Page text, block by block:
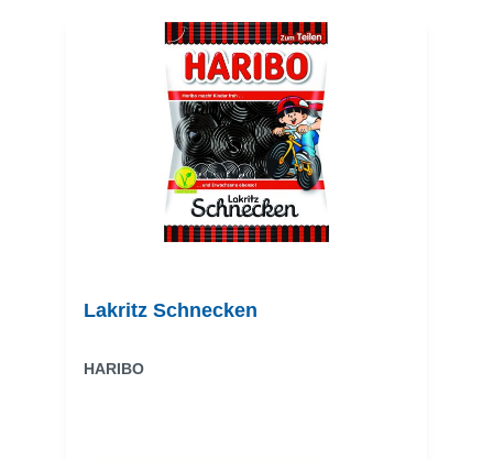
Lakritz Schnecken
HARIBO